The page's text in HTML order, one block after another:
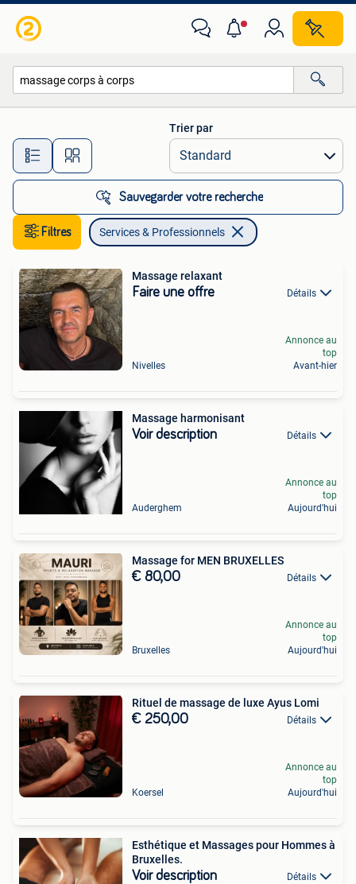
Toutes les distances…
Trier par
Sauvegarder votre recherche
Filtres Services & Professionnels
Massage relaxant
Faire une offre Détails
Nivelles
Annonce au
top
Avant-hier
Massage harmonisant
Voir description Détails
Auderghem
Annonce au
top
Aujourd'hui
Massage for MEN BRUXELLES
€ 80,00 Détails
Bruxelles
Annonce au
top
Aujourd'hui
Rituel de massage de luxe Ayus Lomi
€ 250,00 Détails
Koersel
Annonce au
top
Aujourd'hui
Esthétique et Massages pour Hommes à
Bruxelles.
Voir description Détails